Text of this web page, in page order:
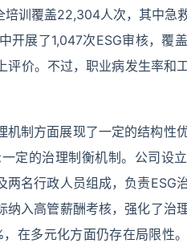
训覆盖22,304人次，其中急
开展了1,047次ESG审核，覆
价。不过，职业病发生率和
制方面展现了一定的结构性
定的治理制衡机制。公司设
名行政人员组成，负责ESG
入高管薪酬考核，强化了治
在多元化方面仍存在局限性